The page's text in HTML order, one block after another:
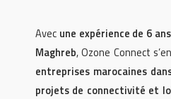
Avec une expérience de 6
Maghreb, Ozone Connect
entreprises marocaines
projets de connectivité et